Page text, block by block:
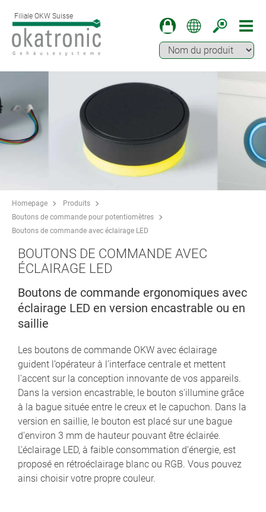
Filiale OKW Suisse
Homepage
Produits
Boutons de commande pour potentiomètres
Boutons de commande avec éclairage LED
BOUTONS DE COMMANDE AVEC
ÉCLAIRAGE LED
Boutons de commande ergonomiques avec
éclairage LED en version encastrable ou en
saillie
Les boutons de commande OKW avec éclairage
guident l’opérateur à l’interface centrale et mettent
l'accent sur la conception innovante de vos appareils.
Dans la version encastrable, le bouton s'illumine grâce
à la bague située entre le creux et le capuchon. Dans la
version en saillie, le bouton est placé sur une bague
d'environ 3 mm de hauteur pouvant être éclairée.
L'éclairage LED, à faible consommation d‘énergie, est
proposé en rétroéclairage blanc ou RGB. Vous pouvez
ainsi choisir votre propre couleur.